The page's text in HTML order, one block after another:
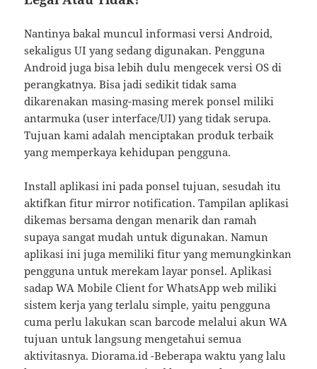
Nantinya bakal muncul informasi versi Android,
sekaligus UI yang sedang digunakan. Pengguna
Android juga bisa lebih dulu mengecek versi OS di
perangkatnya. Bisa jadi sedikit tidak sama
dikarenakan masing-masing merek ponsel miliki
antarmuka (user interface/UI) yang tidak serupa.
Tujuan kami adalah menciptakan produk terbaik
yang memperkaya kehidupan pengguna.
Install aplikasi ini pada ponsel tujuan, sesudah itu
aktifkan fitur mirror notification. Tampilan aplikasi
dikemas bersama dengan menarik dan ramah
supaya sangat mudah untuk digunakan. Namun
aplikasi ini juga memiliki fitur yang memungkinkan
pengguna untuk merekam layar ponsel. Aplikasi
sadap WA Mobile Client for WhatsApp web miliki
sistem kerja yang terlalu simple, yaitu pengguna
cuma perlu lakukan scan barcode melalui akun WA
tujuan untuk langsung mengetahui semua
aktivitasnya. Diorama.id -Beberapa waktu yang lalu